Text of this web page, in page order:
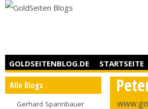
GOLDSEITENBLOG.DE STARTSEITE
Alle Blogs
Gerhard Spannbauer